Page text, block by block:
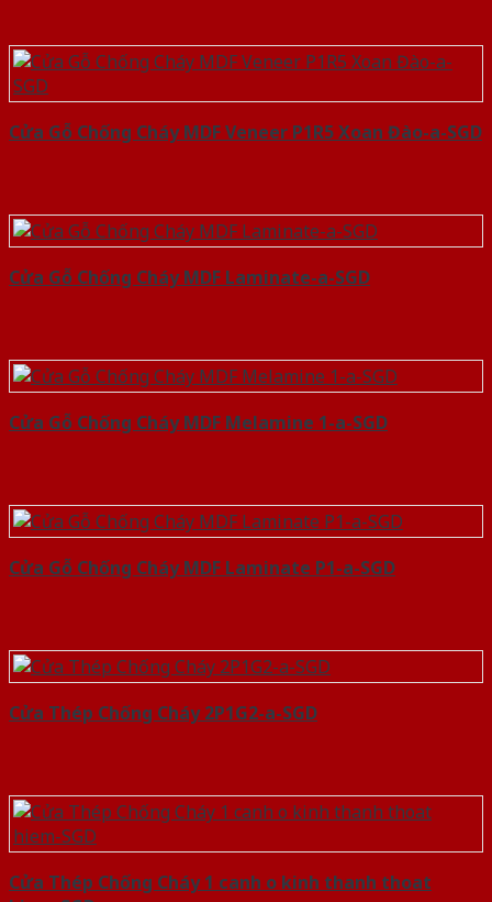
Cửa Gỗ Chống Cháy MDF Veneer P1R5 Xoan Đào-a-SGD
Cửa Gỗ Chống Cháy MDF Laminate-a-SGD
Cửa Gỗ Chống Cháy MDF Melamine 1-a-SGD
Cửa Gỗ Chống Cháy MDF Laminate P1-a-SGD
Cửa Thép Chống Cháy 2P1G2-a-SGD
Cửa Thép Chống Cháy 1 canh o kinh thanh thoat